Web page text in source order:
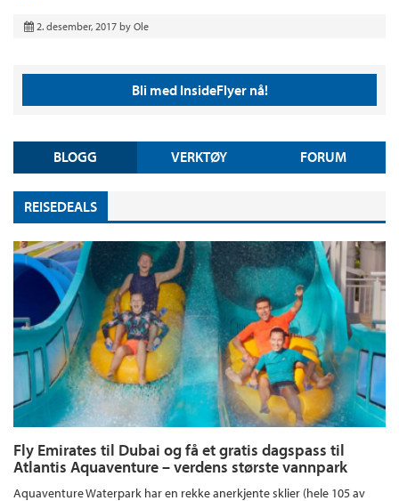
2. desember, 2017 by Ole
Bli med InsideFlyer nå!
BLOGG VERKTØY FORUM
REISEDEALS
Fly Emirates til Dubai og få et gratis dagspass til
Atlantis Aquaventure – verdens største vannpark
Aquaventure Waterpark har en rekke anerkjente sklier (hele 105 av